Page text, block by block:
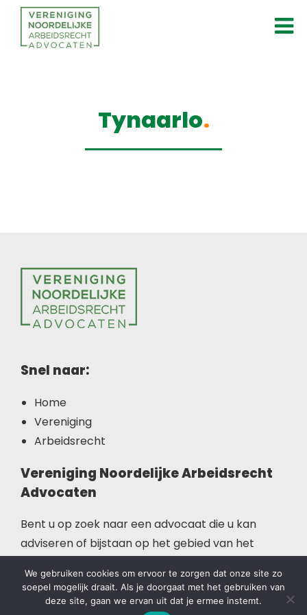
Tynaarlo
Snel naar:
Home
Vereniging
Arbeidsrecht
Vereniging Noordelijke Arbeidsrecht
Advocaten
Bent u op zoek naar een advocaat die u kan
adviseren of bijstaan op het gebied van het
We gebruiken cookies om ervoor te zorgen dat onze site zo
soepel mogelijk draait. Als je doorgaat met het gebruiken van
deze site, gaan we ervan uit dat je ermee instemt.